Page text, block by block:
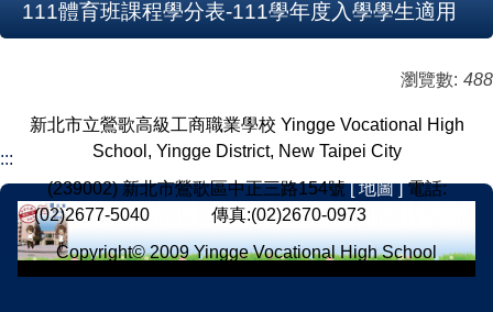
111體育班課程學分表-111學年度入學學生適用
瀏覽數: 488
:::
新北市立鶯歌高級工商職業學校 Yingge Vocational High
School, Yingge District, New Taipei City
(239002) 新北市鶯歌區中正三路154號[ 地圖 ]電話:
(02)2677-5040
傳真:(02)2670-0973
Copyright© 2009 Yingge Vocational High School